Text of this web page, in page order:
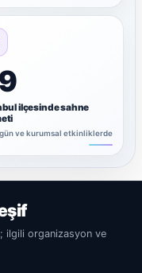
ilçesinde sahne
ve kurumsal etkinliklerde
ilgili organizasyon ve